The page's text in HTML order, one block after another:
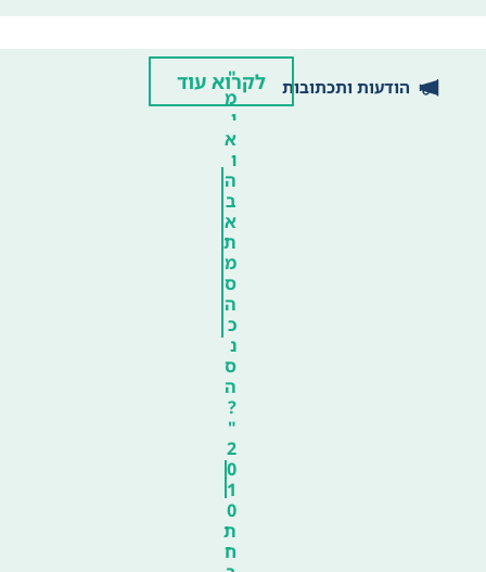
הודעות ותכתובות
"
מ
י
א
ו
ה
ב
א
ת
מ
ס
ה
כ
נ
ס
ה
?
"
2
0
1
0
ת
ח
לקרוא עוד